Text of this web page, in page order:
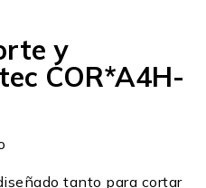
y
COR*A4H-
tanto para cortar